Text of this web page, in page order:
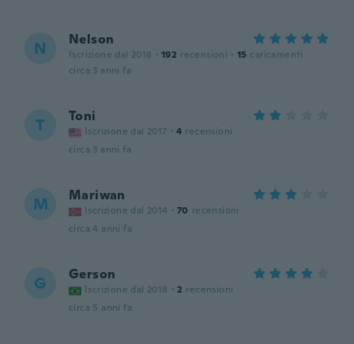
N Nelson
Iscrizione dal 2018 · 192 recensioni · 15 caricamenti
circa 3 anni fa
T Toni
Iscrizione dal 2017 · 4 recensioni
circa 3 anni fa
M Mariwan
Iscrizione dal 2014 · 70 recensioni
circa 4 anni fa
G Gerson
Iscrizione dal 2018 · 2 recensioni
circa 5 anni fa